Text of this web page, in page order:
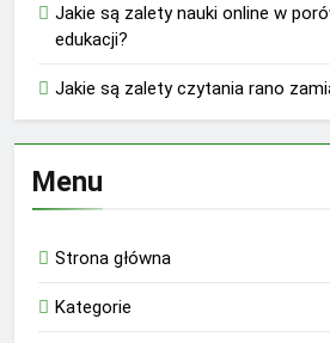
Jakie są zalety nauki online w
edukacji?
Jakie są zalety czytania rano
Menu
Strona główna
Kategorie